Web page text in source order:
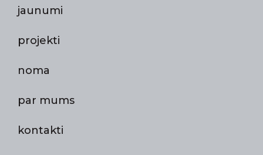
jaunumi
projekti
noma
par mums
kontakti